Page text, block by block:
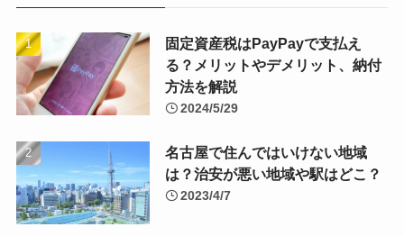
固定資産税はPayPayで支払え
る？メリットやデメリット、納付
方法を解説
2024/5/29
名古屋で住んではいけない地域
は？治安が悪い地域や駅はどこ？
2023/4/7